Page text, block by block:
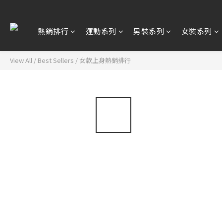
熱銷排行 運動系列 男裝系列 女裝系列
View All / Best Sellers / 女款上身熱銷排行